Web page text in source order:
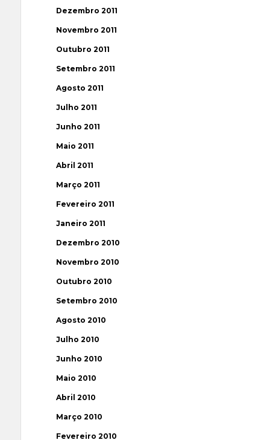
Dezembro 2011
Novembro 2011
Outubro 2011
Setembro 2011
Agosto 2011
Julho 2011
Junho 2011
Maio 2011
Abril 2011
Março 2011
Fevereiro 2011
Janeiro 2011
Dezembro 2010
Novembro 2010
Outubro 2010
Setembro 2010
Agosto 2010
Julho 2010
Junho 2010
Maio 2010
Abril 2010
Março 2010
Fevereiro 2010